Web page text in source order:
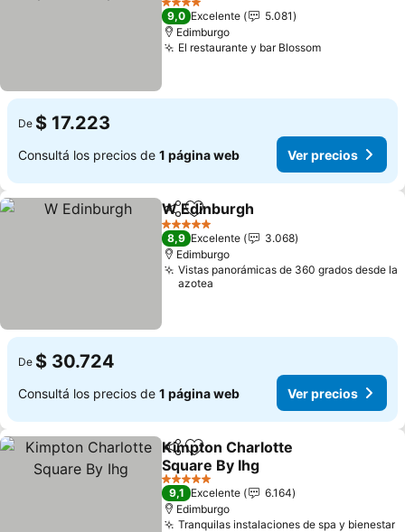
4 Estrellas
9,0 Excelente
5.081
Edimburgo
El restaurante y bar Blossom
De $ 17.223
Consultá los precios de 1 página web Ver precios
CompartirAñadir a favoritos
W Edinburgh
5 Estrellas
8,9 Excelente
3.068
Edimburgo
Vistas panorámicas de 360 grados desde la
azotea
De $ 30.724
Consultá los precios de 1 página web Ver precios
CompartirAñadir a favoritos
Kimpton Charlotte
Square By Ihg
5 Estrellas
9,1 Excelente
6.164
Edimburgo
Tranquilas instalaciones de spa y bienestar